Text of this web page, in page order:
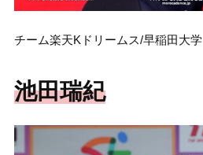
チーム楽天Kドリームス/早稲田大学
池田瑞紀